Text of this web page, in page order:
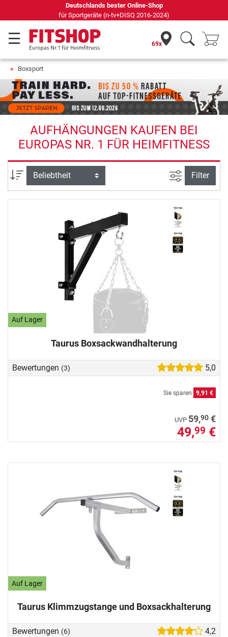
Deutschlands bester Online-Shop
für Sportgeräte (n-tv+DISQ 2016-2024)
69x
Boxsport
AUFHÄNGUNGEN KAUFEN BEI
EUROPAS NR. 1 FÜR HEIMFITNESS
Sortierung Ansicht
Filter
Auf Lager
Taurus Boxsackwandhalterung
Bewertungen (3) 5,0
Sie sparen 9,91 €
UVP 59,90 €
49,99 €
Auf Lager
Taurus Klimmzugstange und Boxsackhalterung
Bewertungen (6) 4,2